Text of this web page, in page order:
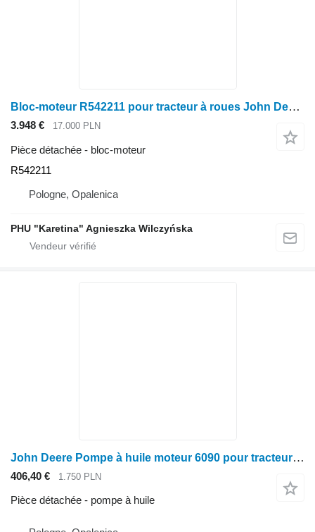
Bloc-moteur R542211 pour tracteur à roues John Deere 6090RW422
3.948 € 17.000 PLN
Pièce détachée - bloc-moteur
R542211
Pologne, Opalenica
PHU "Karetina" Agnieszka Wilczyńska
John Deere Pompe à huile moteur 6090 pour tracteur à roues John Deere
406,40 € 1.750 PLN
Pièce détachée - pompe à huile